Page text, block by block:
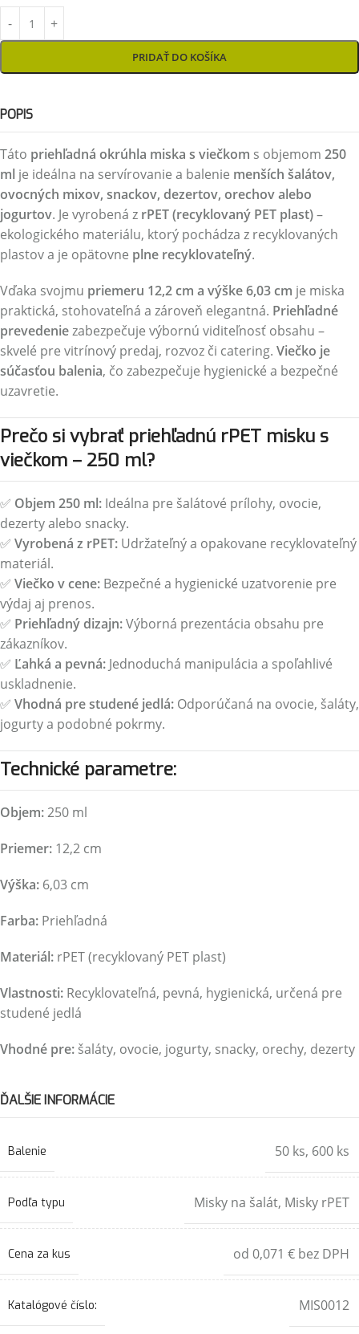
PRIDAŤ DO KOŠÍKA
POPIS
Táto priehľadná okrúhla miska s viečkom s objemom 250
ml je ideálna na servírovanie a balenie menších šalátov,
ovocných mixov, snackov, dezertov, orechov alebo
jogurtov. Je vyrobená z rPET (recyklovaný PET plast)–
ekologického materiálu, ktorý pochádza z recyklovaných
plastov a je opätovne plne recyklovateľný.
Vďaka svojmu priemeru 12,2 cm a výške 6,03 cm je miska
praktická, stohovateľná a zároveň elegantná. Priehľadné
prevedeniezabezpečuje výbornú viditeľnosť obsahu –
skvelé pre vitrínový predaj, rozvoz či catering. Viečko je
súčasťou balenia, čo zabezpečuje hygienické a bezpečné
uzavretie.
Prečo si vybrať priehľadnú rPET misku s
viečkom – 250 ml?
✅ Objem 250 ml: Ideálna pre šalátové prílohy, ovocie,
dezerty alebo snacky.
✅ Vyrobená z rPET: Udržateľný a opakovane recyklovateľný
materiál.
✅ Viečko v cene: Bezpečné a hygienické uzatvorenie pre
výdaj aj prenos.
✅ Priehľadný dizajn:Výborná prezentácia obsahu pre
zákazníkov.
✅ Ľahká a pevná: Jednoduchá manipulácia a spoľahlivé
uskladnenie.
✅ Vhodná pre studené jedlá: Odporúčaná na ovocie, šaláty,
jogurty a podobné pokrmy.
Technické parametre:
Objem:250 ml
Priemer: 12,2 cm
Výška: 6,03 cm
Farba: Priehľadná
Materiál: rPET (recyklovaný PET plast)
Vlastnosti: Recyklovateľná, pevná, hygienická, určená pre
studené jedlá
Vhodné pre: šaláty, ovocie, jogurty, snacky, orechy, dezerty
ĎALŠIE INFORMÁCIE
Balenie 50 ks, 600 ks
Podľa typu Misky na šalát, Misky rPET
Cena za kus od 0,071 € bez DPH
Katalógové číslo: MIS0012